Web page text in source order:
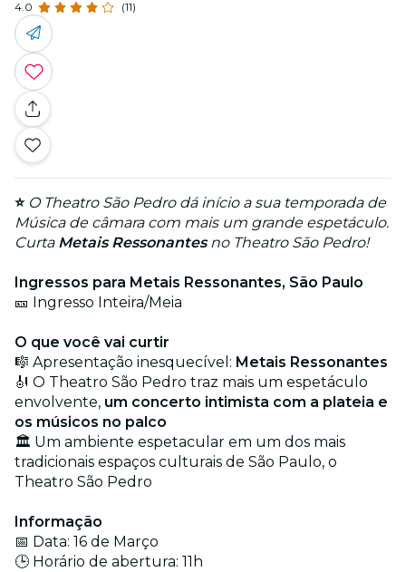
4.0 (11)
⭐ O Theatro São Pedro dá início a sua temporada de
Música de câmara com mais um grande espetáculo.
Curta Metais Ressonantesno Theatro São Pedro!
Ingressos para Metais Ressonantes, São Paulo
🎫 Ingresso Inteira/Meia
O que você vai curtir
🎼 Apresentação inesquecível: Metais Ressonantes
🎻 O Theatro São Pedro traz mais um espetáculo
envolvente, um concerto intimista com a plateia e
os músicos no palco
🏛️ Um ambiente espetacular em um dos mais
tradicionais espaços culturais de São Paulo, o
Theatro São Pedro
Informação
📅 Data: 16 de Março
🕒 Horário de abertura: 11h